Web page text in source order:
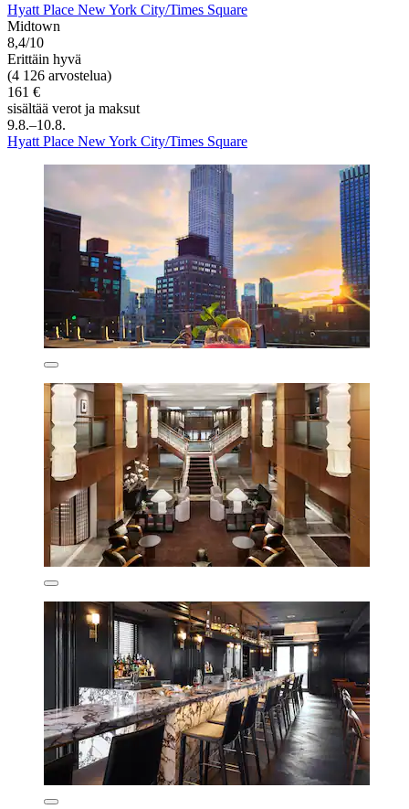
Hyatt Place New York City/Times Square
Midtown
8,4/10
Erittäin hyvä
(4 126 arvostelua)
161 €
sisältää verot ja maksut
9.8.–10.8.
Hyatt Place New York City/Times Square